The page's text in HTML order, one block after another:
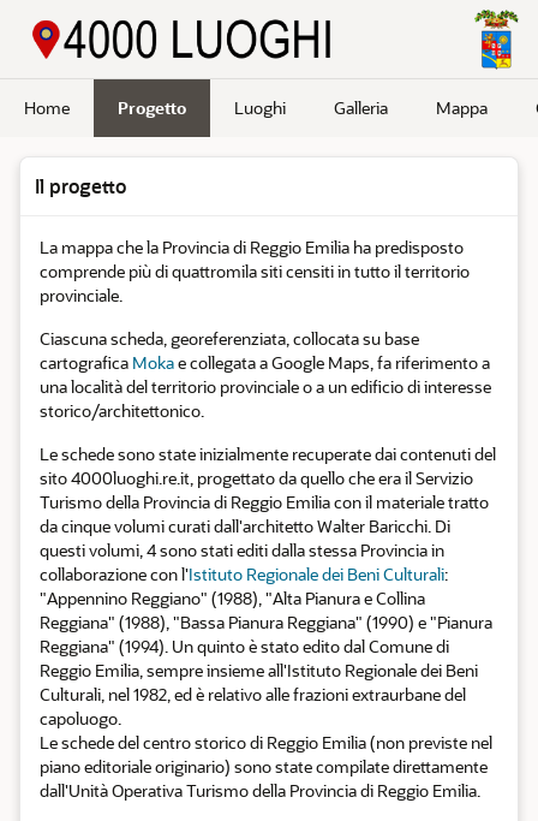
Home Progetto Luoghi Galleria Mappa
Il progetto
La mappa che la Provincia di Reggio Emilia ha predisposto
comprende più di quattromila siti censiti in tutto il territorio
provinciale.
Ciascuna scheda, georeferenziata, collocata su base
cartografica Mokae collegata a Google Maps, fa riferimento a
una località del territorio provinciale o a un edificio di interesse
storico/architettonico.
Le schede sono state inizialmente recuperate dai contenuti del
sito 4000luoghi.re.it, progettato da quello che era il Servizio
Turismo della Provincia di Reggio Emilia con il materiale tratto
da cinque volumi curati dall'architetto Walter Baricchi. Di
questi volumi, 4 sono stati editi dalla stessa Provincia in
collaborazione con l'Istituto Regionale dei Beni Culturali:
"Appennino Reggiano" (1988), "Alta Pianura e Collina
Reggiana" (1988), "Bassa Pianura Reggiana" (1990) e "Pianura
Reggiana" (1994). Un quinto è stato edito dal Comune di
Reggio Emilia, sempre insieme all'Istituto Regionale dei Beni
Culturali, nel 1982, ed è relativo alle frazioni extraurbane del
capoluogo.
Le schede del centro storico di Reggio Emilia (non previste nel
piano editoriale originario) sono state compilate direttamente
dall'Unità Operativa Turismo della Provincia di Reggio Emilia.